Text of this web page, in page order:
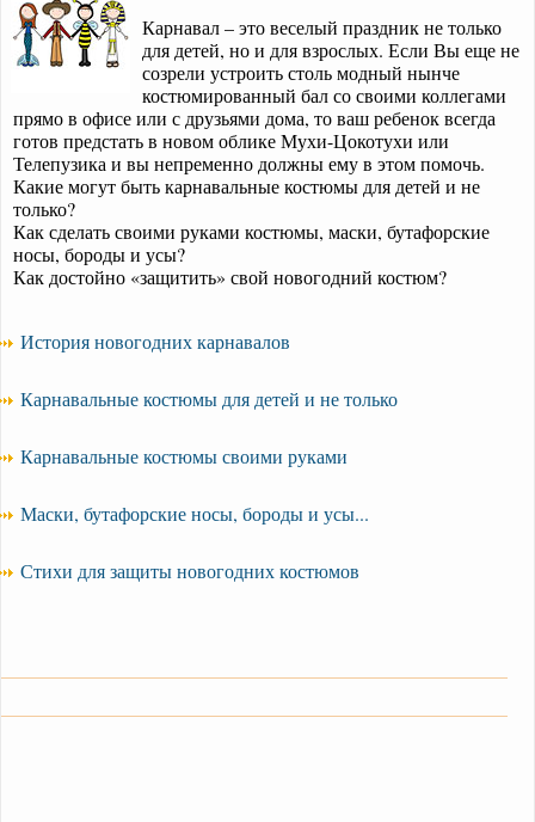
Карнавал – это веселый праздник не только
для детей, но и для взрослых. Если Вы еще не
созрели устроить столь модный нынче
костюмированный бал со своими коллегами
прямо в офисе или с друзьями дома, то ваш ребенок всегда
готов предстать в новом облике Мухи-Цокотухи или
Телепузика и вы непременно должны ему в этом помочь.
Какие могут быть карнавальные костюмы для детей и не
только?
Как сделать своими руками костюмы, маски, бутафорские
носы, бороды и усы?
Как достойно «защитить» свой новогодний костюм?
История новогодних карнавалов
Карнавальные костюмы для детей и не только
Карнавальные костюмы своими руками
Маски, бутафорские носы, бороды и усы...
Стихи для защиты новогодних костюмов